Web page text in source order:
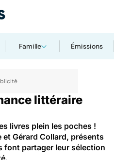
Famille Émissions
littéraire
livres plein les poches !
Gérard Collard, présents
font partager leur sélection